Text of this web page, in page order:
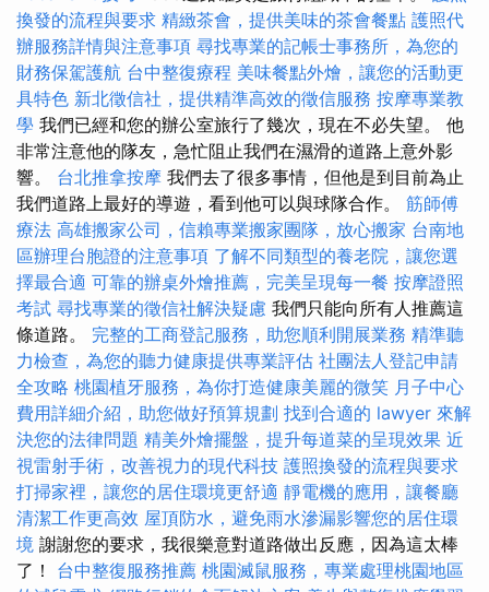
換發的流程與要求 精緻茶會，提供美味的茶會餐點 護照代
辦服務詳情與注意事項 尋找專業的記帳士事務所，為您的
財務保駕護航 台中整復療程 美味餐點外燴，讓您的活動更
具特色 新北徵信社，提供精準高效的徵信服務 按摩專業教
學 我們已經和您的辦公室旅行了幾次，現在不必失望。 他
非常注意他的隊友，急忙阻止我們在濕滑的道路上意外影
響。 台北推拿按摩 我們去了很多事情，但他是到目前為止
我們道路上最好的導遊，看到他可以與球隊合作。 筋師傅
療法 高雄搬家公司，信賴專業搬家團隊，放心搬家 台南地
區辦理台胞證的注意事項 了解不同類型的養老院，讓您選
擇最合適 可靠的辦桌外燴推薦，完美呈現每一餐 按摩證照
考試 尋找專業的徵信社解決疑慮 我們只能向所有人推薦這
條道路。 完整的工商登記服務，助您順利開展業務 精準聽
力檢查，為您的聽力健康提供專業評估 社團法人登記申請
全攻略 桃園植牙服務，為你打造健康美麗的微笑 月子中心
費用詳細介紹，助您做好預算規劃 找到合適的 lawyer 來解
決您的法律問題 精美外燴擺盤，提升每道菜的呈現效果 近
視雷射手術，改善視力的現代科技 護照換發的流程與要求
打掃家裡，讓您的居住環境更舒適 靜電機的應用，讓餐廳
清潔工作更高效 屋頂防水，避免雨水滲漏影響您的居住環
境 謝謝您的要求，我很樂意對道路做出反應，因為這太棒
了！ 台中整復服務推薦 桃園滅鼠服務，專業處理桃園地區